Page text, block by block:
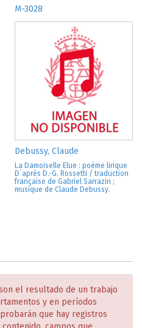
M-3028
Debussy, Claude
La Damoiselle Elue : poème lirique
D´après D.-G. Rossetti / traduction
française de Gabriel Sarrazin ;
musique de Claude Debussy.
el resultado de un trabajo
y en períodos
que hay registros